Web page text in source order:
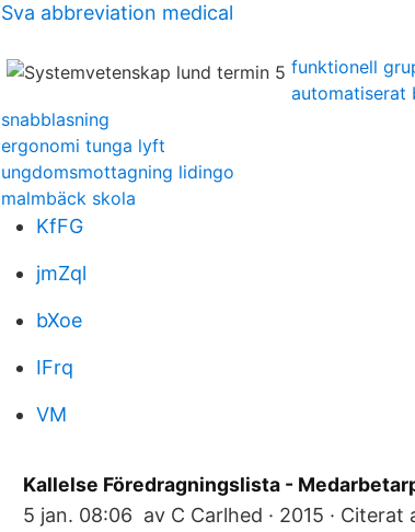
Sva abbreviation medical
funktionell
automatiserat
snabblasning
ergonomi tunga lyft
ungdomsmottagning lidingo
malmbäck skola
KfFG
jmZql
bXoe
IFrq
VM
Kallelse Föredragningslista -
5 jan. 08:06 av C Carlhed · 2015 ·